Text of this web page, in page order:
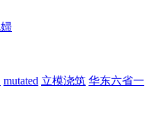
mutated 立模浇筑 华东六省一